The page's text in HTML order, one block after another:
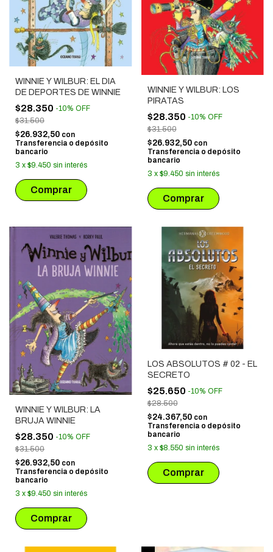
WINNIE Y WILBUR: EL DIA
DE DEPORTES DE WINNIE
$28.350 -10% OFF
$31.500
$26.932,50 con
Transferencia o depósito
bancario
3 x $9.450 sin interés
WINNIE Y WILBUR: LOS
PIRATAS
$28.350 -10% OFF
$31.500
$26.932,50 con
Transferencia o depósito
bancario
3 x $9.450 sin interés
WINNIE Y WILBUR: LA
BRUJA WINNIE
$28.350 -10% OFF
$31.500
$26.932,50 con
Transferencia o depósito
bancario
3 x $9.450 sin interés
LOS ABSOLUTOS # 02 - EL
SECRETO
$25.650 -10% OFF
$28.500
$24.367,50 con
Transferencia o depósito
bancario
3 x $8.550 sin interés